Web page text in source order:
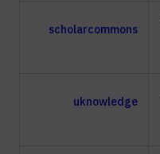
scholarcommons
uknowledge